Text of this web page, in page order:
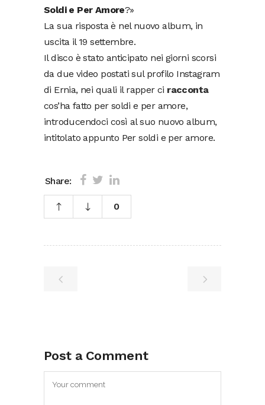
Soldi e Per Amore?»
La sua risposta è nel nuovo album, in
uscita il 19 settembre.
Il disco è stato anticipato nei giorni scorsi
da due video postati sul profilo Instagram
di Ernia, nei quali il rapper ci racconta
cos’ha fatto per soldi e per amore,
introducendoci così al suo nuovo album,
intitolato appunto Per soldi e per amore.
Share:
0
Post a Comment